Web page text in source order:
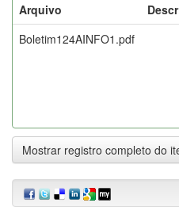
Arquivo
Boletim124AINFO1.pdf
Mostrar registro completo do